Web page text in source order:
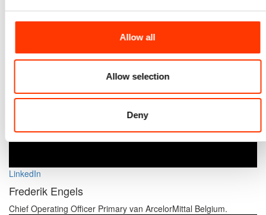
Allow all
Allow selection
Deny
LinkedIn
Frederik Engels
Chief Operating Officer Primary van ArcelorMittal Belgium.